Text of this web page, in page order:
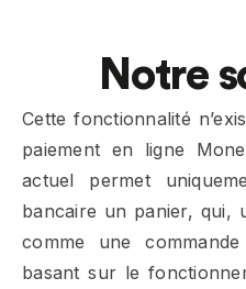
Notre
Cette fonctionnalité
paiement en ligne
actuel permet
bancaire un panier, qui,
comme une
basant sur le